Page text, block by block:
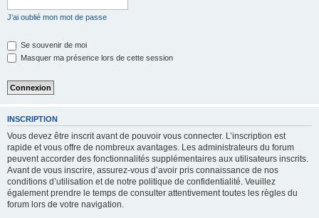
J’ai oublié mon mot de passe
Se souvenir de moi
Masquer ma présence lors de cette session
INSCRIPTION
Vous devez être inscrit avant de pouvoir vous connecter. L’inscription est
rapide et vous offre de nombreux avantages. Les administrateurs du forum
peuvent accorder des fonctionnalités supplémentaires aux utilisateurs inscrits.
Avant de vous inscrire, assurez-vous d’avoir pris connaissance de nos
conditions d’utilisation et de notre politique de confidentialité. Veuillez
également prendre le temps de consulter attentivement toutes les règles du
forum lors de votre navigation.